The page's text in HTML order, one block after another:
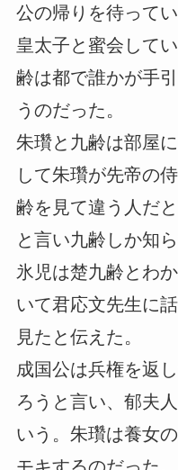
公の帰りを待って
皇太子と蜜会して
齢は都で誰かが手
うのだった。
朱瓚と九齢は部屋
して朱瓚が先帝の
齢を見て違う人だ
と言い九齢しか知
氷児は楚九齢とわ
いて君応文先生に
見たと伝えた。
成国公は兵権を返
ろうと言い、郁夫
いう。朱瓚は養女